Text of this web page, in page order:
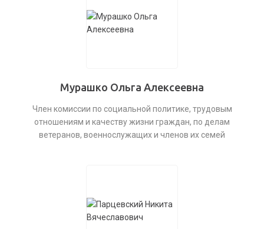
Мурашко Ольга Алексеевна
Член комиссии по социальной политике, трудовым
отношениям и качеству жизни граждан, по делам
ветеранов, военнослужащих и членов их семей